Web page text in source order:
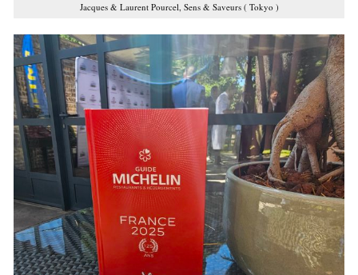
Jacques & Laurent Pourcel, Sens & Saveurs ( Tokyo )